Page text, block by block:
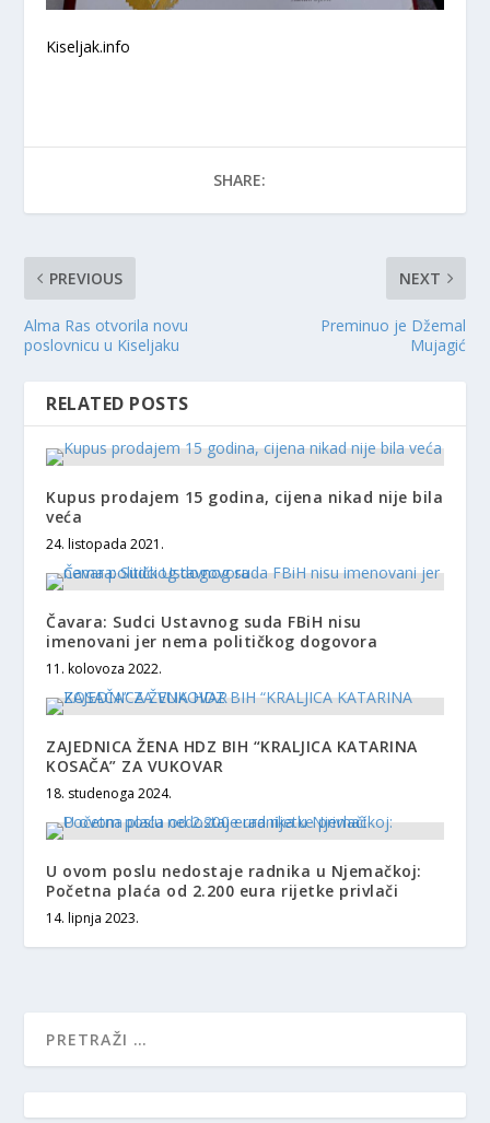
Kiseljak.info
SHARE:
PREVIOUS
Alma Ras otvorila novu
poslovnicu u Kiseljaku
NEXT
Preminuo je Džemal
Mujagić
RELATED POSTS
Kupus prodajem 15 godina, cijena nikad nije bila
veća
24. listopada 2021.
Čavara: Sudci Ustavnog suda FBiH nisu
imenovani jer nema političkog dogovora
11. kolovoza 2022.
ZAJEDNICA ŽENA HDZ BIH “KRALJICA KATARINA
KOSAČA” ZA VUKOVAR
18. studenoga 2024.
U ovom poslu nedostaje radnika u Njemačkoj:
Početna plaća od 2.200 eura rijetke privlači
14. lipnja 2023.